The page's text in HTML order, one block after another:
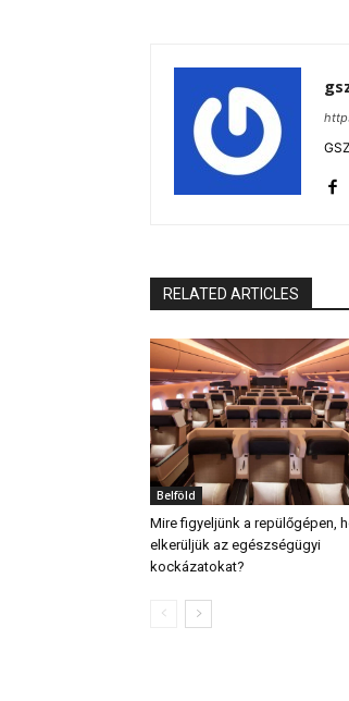
RELATED ARTICLES
Belföld
Mire figyeljünk a repülőgépen,
elkerüljük az egészségügyi
kockázatokat?